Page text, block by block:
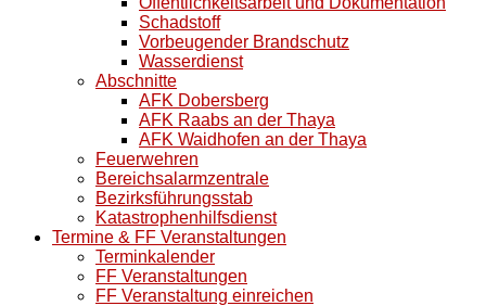
Schadstoff
Vorbeugender Brandschutz
Wasserdienst
Abschnitte
AFK Dobersberg
AFK Raabs an der Thaya
AFK Waidhofen an der Thaya
Feuerwehren
Bereichsalarmzentrale
Bezirksführungsstab
Katastrophenhilfsdienst
Termine & FF Veranstaltungen
Terminkalender
FF Veranstaltungen
FF Veranstaltung einreichen